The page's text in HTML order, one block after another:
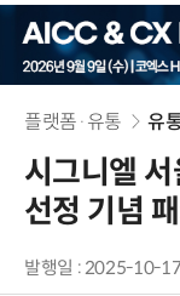
플랫폼·유통 유
시그니엘
선정 기념
발행일 : 2025-10-